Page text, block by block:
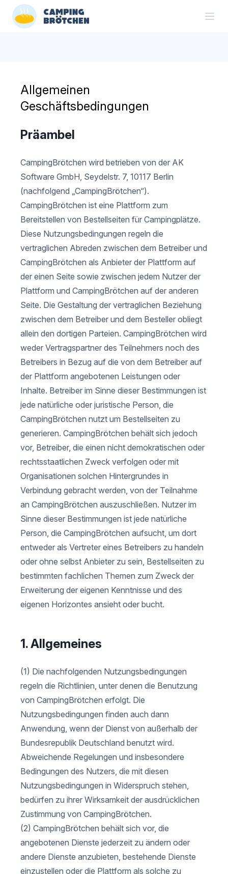
Allgemeinen
Geschäftsbedingungen
Präambel
CampingBrötchen wird betrieben von der AK
Software GmbH, Seydelstr. 7, 10117 Berlin
(nachfolgend „CampingBrötchen“).
CampingBrötchen ist eine Plattform zum
Bereitstellen von Bestellseiten für Campingplätze.
Diese Nutzungsbedingungen regeln die
vertraglichen Abreden zwischen dem Betreiber und
CampingBrötchen als Anbieter der Plattform auf
der einen Seite sowie zwischen jedem Nutzer der
Plattform und CampingBrötchen auf der anderen
Seite. Die Gestaltung der vertraglichen Beziehung
zwischen dem Betreiber und dem Besteller obliegt
allein den dortigen Parteien. CampingBrötchen wird
weder Vertragspartner des Teilnehmers noch des
Betreibers in Bezug auf die von dem Betreiber auf
der Plattform angebotenen Leistungen oder
Inhalte. Betreiber im Sinne dieser Bestimmungen ist
jede natürliche oder juristische Person, die
CampingBrötchen nutzt um Bestellseiten zu
generieren. CampingBrötchen behält sich jedoch
vor, Betreiber, die einen nicht demokratischen oder
rechtsstaatlichen Zweck verfolgen oder mit
Organisationen solchen Hintergrundes in
Verbindung gebracht werden, von der Teilnahme
an CampingBrötchen auszuschließen. Nutzer im
Sinne dieser Bestimmungen ist jede natürliche
Person, die CampingBrötchen aufsucht, um dort
entweder als Vertreter eines Betreibers zu handeln
oder ohne selbst Anbieter zu sein, Bestellseiten zu
bestimmten fachlichen Themen zum Zweck der
Erweiterung der eigenen Kenntnisse und des
eigenen Horizontes ansieht oder bucht.
1. Allgemeines
(1) Die nachfolgenden Nutzungsbedingungen
regeln die Richtlinien, unter denen die Benutzung
von CampingBrötchen erfolgt. Die
Nutzungsbedingungen finden auch dann
Anwendung, wenn der Dienst von außerhalb der
Bundesrepublik Deutschland benutzt wird.
Abweichende Regelungen und insbesondere
Bedingungen des Nutzers, die mit diesen
Nutzungsbedingungen in Widerspruch stehen,
bedürfen zu ihrer Wirksamkeit der ausdrücklichen
Zustimmung von CampingBrötchen.
(2) CampingBrötchen behält sich vor, die
angebotenen Dienste jederzeit zu ändern oder
andere Dienste anzubieten, bestehende Dienste
einzustellen oder die Plattform als solche zu